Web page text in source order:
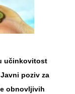
učinkovitost
Javni poziv za
obnovljivih